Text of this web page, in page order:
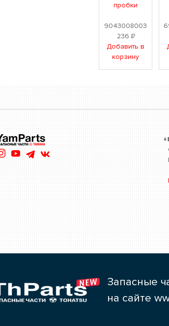
пробки
9043008003
236Р
Добавить в
корзину
Запасные
на сайте